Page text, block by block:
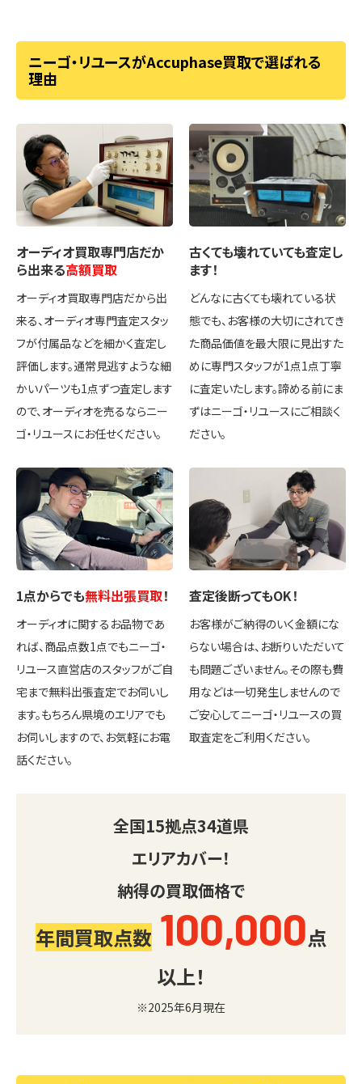
ニーゴ・リユースがAccuphase買取で選ばれる
理由
オーディオ買取専門店だか
ら出来る高額買取
オーディオ買取専門店だから出
来る、オーディオ専門査定スタッ
フが付属品などを細かく査定し
評価します。通常見逃すような細
かいパーツも1点ずつ査定します
ので、オーディオを売るならニー
ゴ・リユースにお任せください。
古くても壊れていても査定し
ます！
どんなに古くても壊れている状
態でも、お客様の大切にされてき
た商品価値を最大限に見出すた
めに専門スタッフが1点1点丁寧
に査定いたします。諦める前にま
ずはニーゴ・リユースにご相談く
ださい。
1点からでも無料出張買取！
オーディオに関するお品物であ
れば、商品点数1点でもニーゴ・
リユース直営店のスタッフがご自
宅まで無料出張査定でお伺いし
ます。もちろん県境のエリアでも
お伺いしますので、お気軽にお電
話ください。
査定後断ってもOK！
お客様がご納得のいく金額にな
らない場合は、お断りいただいて
も問題ございません。その際も費
用などは一切発生しませんので
ご安心してニーゴ・リユースの買
取査定をご利用ください。
全国15拠点34道県
エリアカバー！
納得の買取価格で
年間買取点数 100,000点
以上！
※2025年6月現在